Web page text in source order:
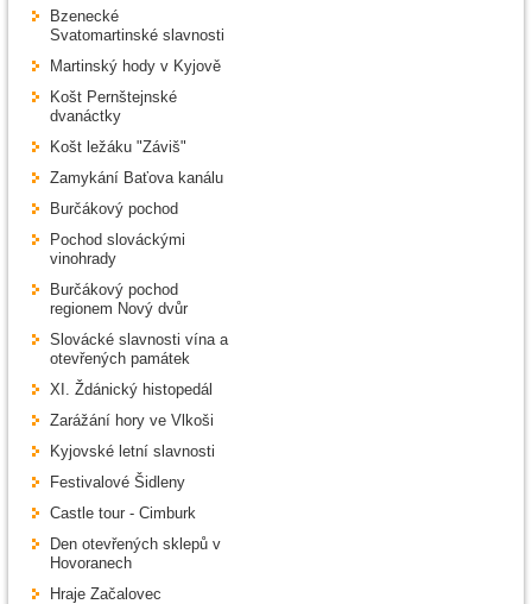
Bzenecké
Svatomartinské slavnosti
Martinský hody v Kyjově
Košt Pernštejnské
dvanáctky
Košt ležáku "Záviš"
Zamykání Baťova kanálu
Burčákový pochod
Pochod slováckými
vinohrady
Burčákový pochod
regionem Nový dvůr
Slovácké slavnosti vína a
otevřených památek
XI. Ždánický histopedál
Zarážání hory ve Vlkoši
Kyjovské letní slavnosti
Festivalové Šidleny
Castle tour - Cimburk
Den otevřených sklepů v
Hovoranech
Hraje Začalovec